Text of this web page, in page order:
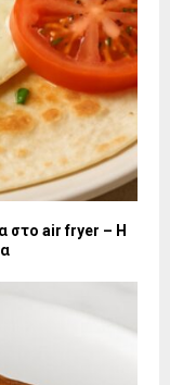
στο air fryer – Η